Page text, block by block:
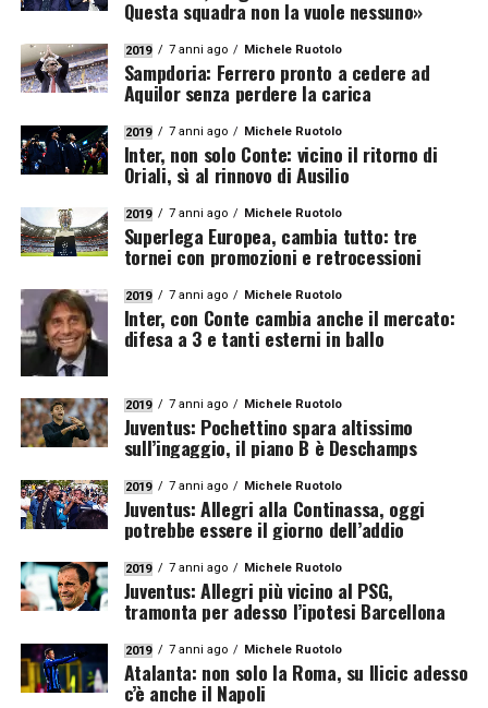
Questa squadra non la vuole nessuno»
2019 7 anni ago Michele Ruotolo
Sampdoria: Ferrero pronto a cedere ad
Aquilor senza perdere la carica
2019 7 anni ago Michele Ruotolo
Inter, non solo Conte: vicino il ritorno di
Oriali, sì al rinnovo di Ausilio
2019 7 anni ago Michele Ruotolo
Superlega Europea, cambia tutto: tre
tornei con promozioni e retrocessioni
2019 7 anni ago Michele Ruotolo
Inter, con Conte cambia anche il mercato:
difesa a 3 e tanti esterni in ballo
2019 7 anni ago Michele Ruotolo
Juventus: Pochettino spara altissimo
sull’ingaggio, il piano B è Deschamps
2019 7 anni ago Michele Ruotolo
Juventus: Allegri alla Continassa, oggi
potrebbe essere il giorno dell’addio
2019 7 anni ago Michele Ruotolo
Juventus: Allegri più vicino al PSG,
tramonta per adesso l’ipotesi Barcellona
2019 7 anni ago Michele Ruotolo
Atalanta: non solo la Roma, su Ilicic adesso
c’è anche il Napoli